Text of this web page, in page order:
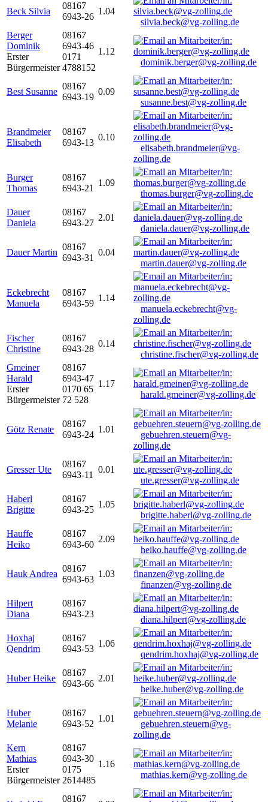
Beck Silvia
08167
6943-26
1.04
silvia.beck@vg-zolling.de
Berger
Dominik
Erster
Bürgermeister
08167
6943-46
0171
4788152
1.12
dominik.berger@vg-zolling.de
Best Susanne
08167
6943-19
0.09
susanne.best@vg-zolling.de
Brandmeier
Elisabeth
08167
6943-13
0.10
elisabeth.brandmeier@vg-
zolling.de
Burger
Thomas
08167
6943-21
1.09
thomas.burger@vg-zolling.de
Dauer
Daniela
08167
6943-27
2.01
daniela.dauer@vg-zolling.de
Dauer Martin
08167
6943-31
0.04
martin.dauer@vg-zolling.de
Eckebrecht
Manuela
08167
6943-59
1.14
manuela.eckebrecht@vg-
zolling.de
Fischer
Christine
08167
6943-28
0.14
christine.fischer@vg-zolling.de
Gmeiner
Harald
Erster
Bürgermeister
08167
6943-47
0170 65
72 528
1.17
harald.gmeiner@vg-zolling.de
Götz Renate
08167
6943-24
1.01
gebuehren.steuern@vg-
zolling.de
Gresser Ute
08167
6943-11
0.01
ute.gresser@vg-zolling.de
Haberl
Brigitte
08167
6943-25
1.05
brigitte.haberl@vg-zolling.de
Hauffe
Heiko
08167
6943-60
2.09
heiko.hauffe@vg-zolling.de
Hauk Andrea
08167
6943-63
1.03
finanzen@vg-zolling.de
Hilpert
Diana
08167
6943-23
diana.hilpert@vg-zolling.de
Hoxhaj
Qendrim
08167
6943-53
1.06
qendrim.hoxhaj@vg-zolling.de
Huber Heike
08167
6943-66
2.01
heike.huber@vg-zolling.de
Huber
Melanie
08167
6943-52
1.01
gebuehren.steuern@vg-
zolling.de
Kern
Mathias
Erster
Bürgermeister
08167
6943-30
0175
2614485
1.16
mathias.kern@vg-zolling.de
08167